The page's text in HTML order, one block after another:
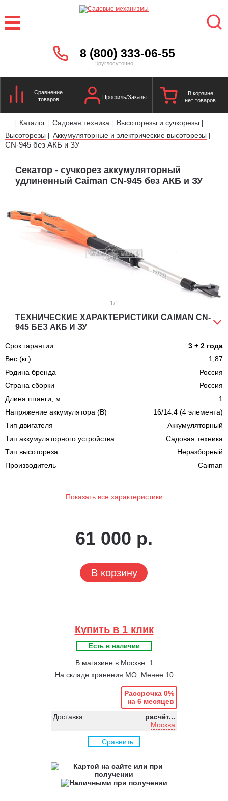
8 (800) 333-06-55
Круглосуточно
Сравнение
товаров
Профиль/Заказы
В корзине
нет товаров
| Каталог | Садовая техника | Высоторезы и сучкорезы |
Высоторезы | Аккумуляторные и электрические высоторезы |
CN-945 без АКБ и ЗУ
Секатор - сучкорез аккумуляторный
удлиненный Caiman CN-945 без АКБ и ЗУ
1/1
ТЕХНИЧЕСКИЕ ХАРАКТЕРИСТИКИ CAIMAN CN-
945 БЕЗ АКБ И ЗУ
Срок гарантии
3 + 2 года
Вес (кг.)
1,87
Родина бренда
Россия
Страна сборки
Россия
Длина штанги, м
1
Напряжение аккумулятора (В)
16/14.4 (4 элемента)
Тип двигателя
Аккумуляторный
Тип аккумуляторного устройства
Садовая техника
Тип высотореза
Неразборный
Производитель
Caiman
Показать все характеристики
61 000 р.
В корзину
Купить в 1 клик
Есть в наличии
В магазине в Москве: 1
На складе хранения МО: Менее 10
Рассрочка 0%
на 6 месяцев
Доставка:
расчёт...
Москва
Сравнить